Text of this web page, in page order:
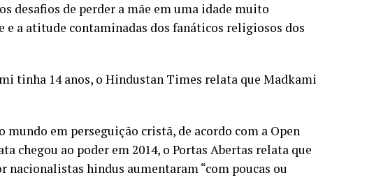
desafios de perder a mãe em uma idade muito
e a atitude contaminadas dos fanáticos religiosos dos
tinha 14 anos, o Hindustan Times relata que Madkami
mundo em perseguição cristã, de acordo com a Open
chegou ao poder em 2014, o Portas Abertas relata que
hindus aumentaram “com poucas ou